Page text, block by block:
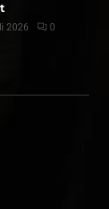
2026 0